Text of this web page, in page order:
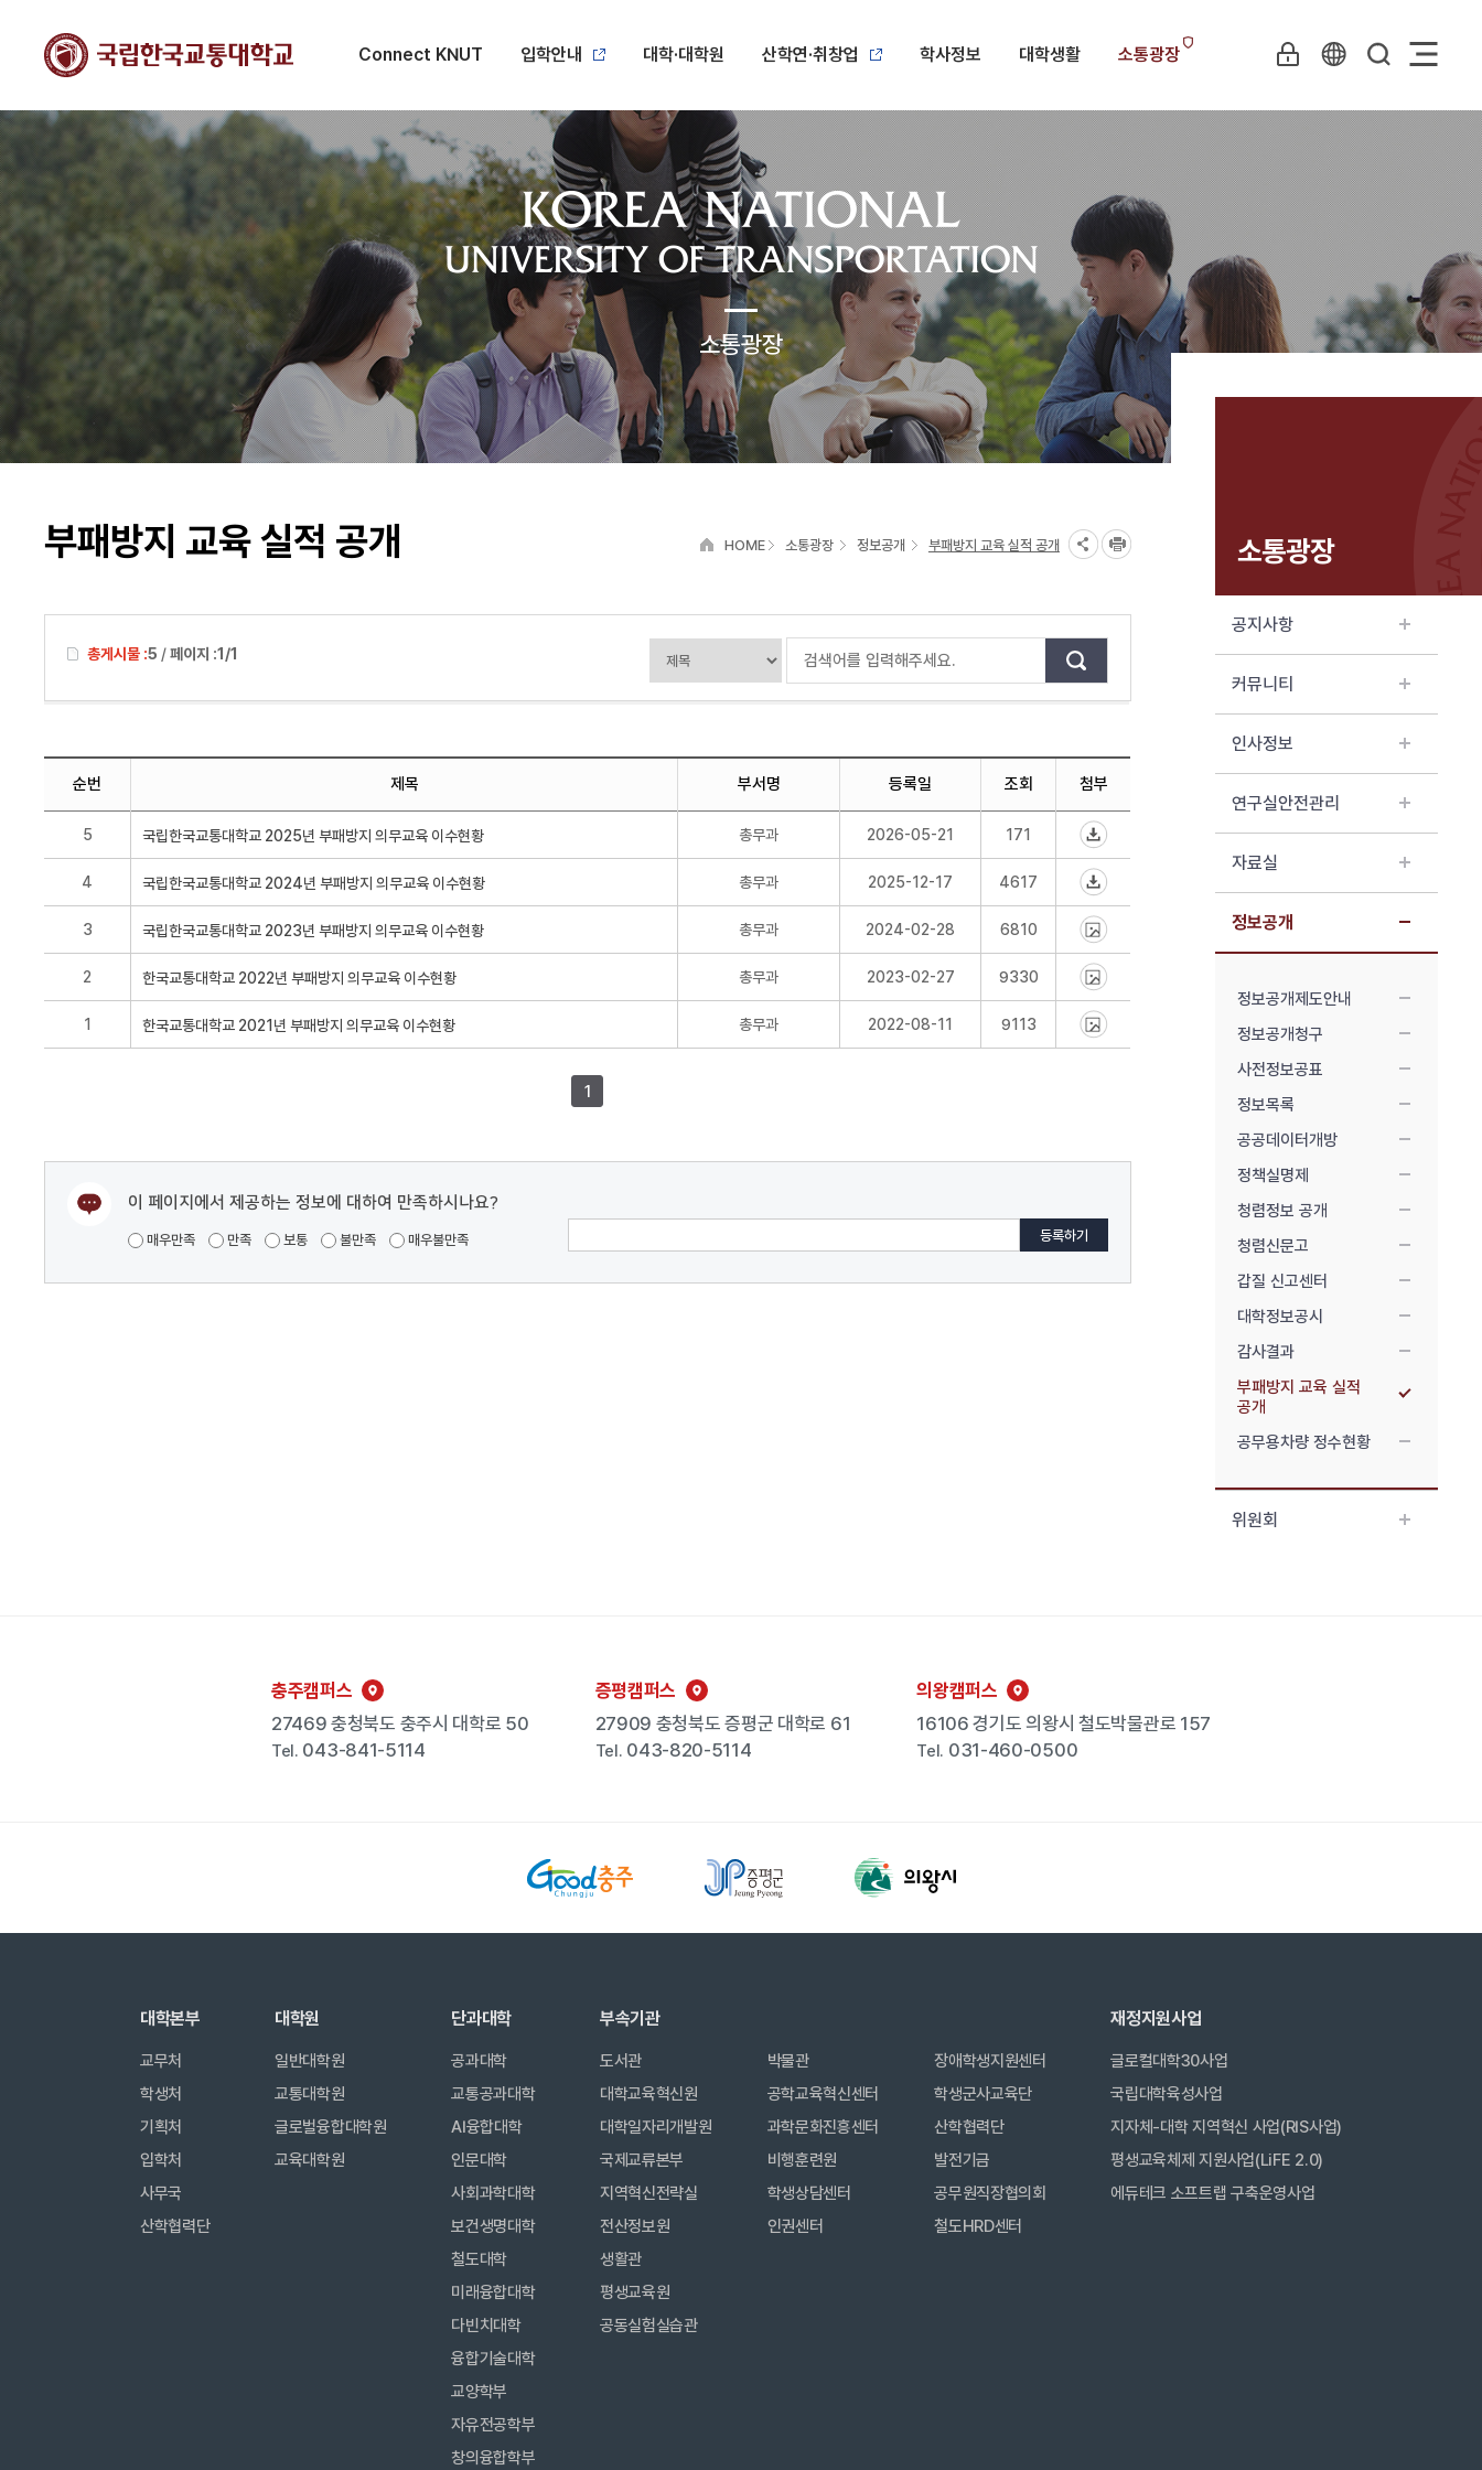
Connect KNUT 입학안내 대학·대학원 산학연·취창업 학사정보 대학생활 소통광장
소통광장
소통광장
공지사항
커뮤니티
인사정보
연구실안전관리
자료실
정보공개
정보공개제도안내
정보공개청구
사전정보공표
정보목록
공공데이터개방
정책실명제
청렴정보 공개
청렴신문고
갑질 신고센터
대학정보공시
감사결과
부패방지 교육 실적
공개
공무용차량 정수현황
위원회
부패방지 교육 실적 공개 HOME 소통광장 정보공개 부패방지 교육 실적 공개
총게시물 :5 /페이지 :1/1
순번 제목 부서명 등록일 조회 첨부
5 총무과 2026-05-21 171
4 총무과 2025-12-17 4617
3 총무과 2024-02-28 6810
2 총무과 2023-02-27 9330
1 총무과 2022-08-11 9113
1
이 페이지에서 제공하는 정보에 대하여 만족하시나요?
매우만족 만족 보통 불만족 매우불만족
충주캠퍼스
27469 충청북도 충주시 대학로 50
Tel. 043-841-5114
증평캠퍼스
27909 충청북도 증평군 대학로 61
Tel. 043-820-5114
의왕캠퍼스
16106 경기도 의왕시 철도박물관로 157
Tel. 031-460-0500
대학본부
교무처
학생처
기획처
입학처
사무국
산학협력단
대학원
일반대학원
교통대학원
글로벌융합대학원
교육대학원
단과대학
공과대학
교통공과대학
AI융합대학
인문대학
사회과학대학
보건생명대학
철도대학
미래융합대학
다빈치대학
융합기술대학
교양학부
자유전공학부
창의융합학부
부속기관
도서관
대학교육혁신원
대학일자리개발원
국제교류본부
지역혁신전략실
전산정보원
생활관
평생교육원
공동실험실습관
박물관
공학교육혁신센터
과학문화진흥센터
비행훈련원
학생상담센터
인권센터
장애학생지원센터
학생군사교육단
산학협력단
발전기금
공무원직장협의회
철도HRD센터
재정지원사업
글로컬대학30사업
국립대학육성사업
지자체-대학 지역혁신 사업(RIS사업)
평생교육체제 지원사업(LiFE 2.0)
에듀테크 소프트랩 구축운영사업